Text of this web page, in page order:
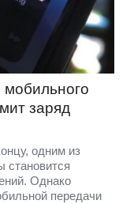
заряд
одним из
становится
Однако
передачи